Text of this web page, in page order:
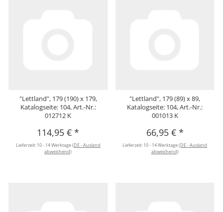
"Lettland", 179 (190) x 179,
Katalogseite: 104, Art.-Nr.:
012712 K
114,95 €*
Lieferzeit: 10 - 14 Werktage(DE - Ausland
abweichend)
"Lettland", 179 (89) x 89,
Katalogseite: 104, Art.-Nr.:
001013 K
66,95 € *
Lieferzeit: 10 - 14 Werktage(DE - Ausland
abweichend)